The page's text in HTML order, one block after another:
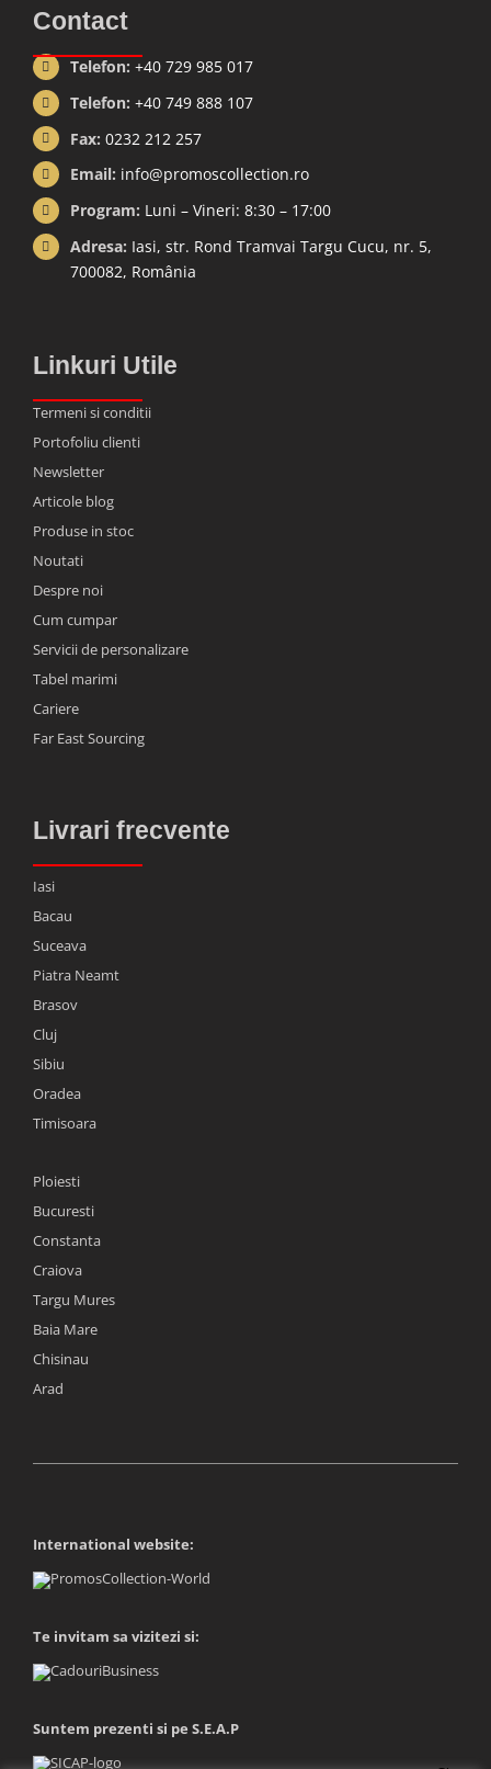
Contact
Telefon: +40 729 985 017
Telefon: +40 749 888 107
Fax: 0232 212 257
Email: info@promoscollection.ro
Program: Luni – Vineri: 8:30 – 17:00
Adresa: Iasi, str. Rond Tramvai Targu Cucu, nr. 5,
700082, România
Linkuri Utile
Termeni si conditii
Portofoliu clienti
Newsletter
Articole blog
Produse in stoc
Noutati
Despre noi
Cum cumpar
Servicii de personalizare
Tabel marimi
Cariere
Far East Sourcing
Livrari frecvente
Iasi
Bacau
Suceava
Piatra Neamt
Brasov
Cluj
Sibiu
Oradea
Timisoara
Ploiesti
Bucuresti
Constanta
Craiova
Targu Mures
Baia Mare
Chisinau
Arad
International website:
Te invitam sa vizitezi si:
Suntem prezenti si pe S.E.A.P